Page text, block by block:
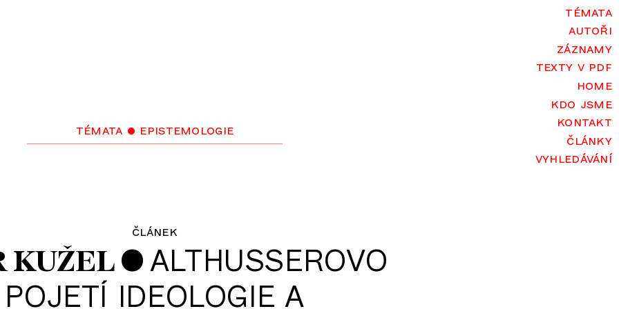
témata
autoři
záznamy
texty v pdf
home
kdo jsme
kontakt
články
vyhledávání
témata • epistemologie
článek
KUŽEL • ALTHUSSEROVO
POJETÍ IDEOLOGIE A